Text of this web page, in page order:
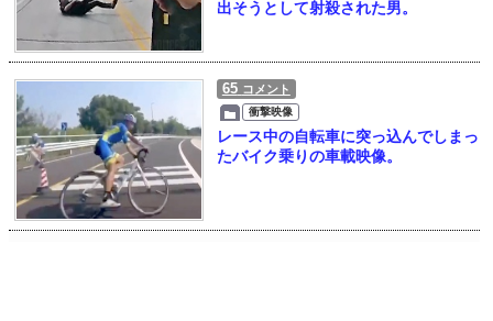
出そうとして射殺された男。
65 コメント
衝撃映像
レース中の自転車に突っ込んでしまっ
たバイク乗りの車載映像。